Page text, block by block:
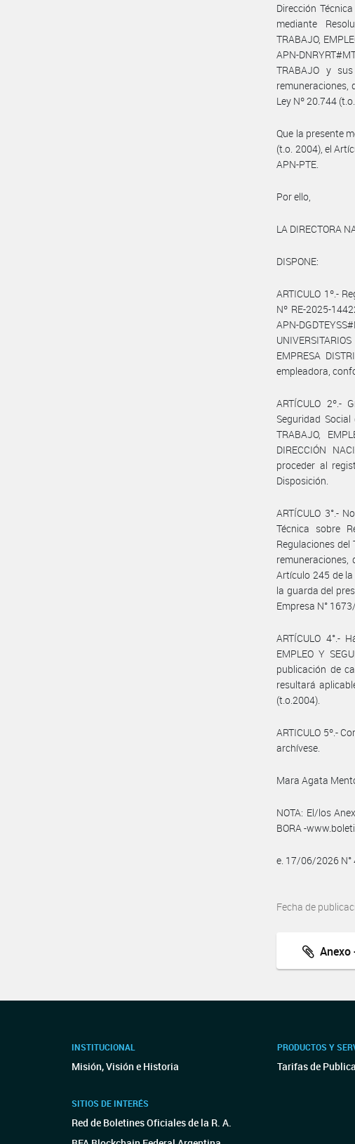
Dirección
mediante
TRABAJO,
APN-
TRABAJO y
remuneraciones,
Ley Nº 20.744
Que la presente
(t.o. 2004), el
APN-PTE.
Por ello,
LA DIRECTORA
DISPONE:
ARTICULO 1º.-
Nº RE-2025-
APN-
EMPRESA
empleadora,
ARTÍCULO 2º.-
Seguridad Social
TRABAJO,
DIRECCIÓN
proceder al
Disposición.
ARTÍCULO 3°.-
Técnica sobre
Regulaciones
remuneraciones,
Artículo 245 de
la guarda del
Empresa N° 1673/
ARTÍCULO 4°.-
EMPLEO Y
publicación de
resultará
(t.o.2004).
ARTICULO 5º.-
archívese.
Mara Agata
NOTA: El/los
BORA -
e. 17/06/2026
Fecha de
Anexo
INSTITUCIONAL
Misión, Visión e Historia
SITIOS DE INTERÉS
Red de Boletines Oficiales de la R. A.
PRODUCTOS Y
Tarifas de